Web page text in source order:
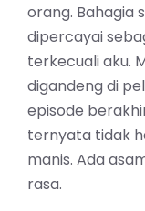
orang. Bahagia
dipercayai
terkecuali aku.
digandeng di
episode
ternyata tidak
manis. Ada
rasa.